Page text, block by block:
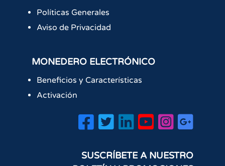
Políticas Generales
Aviso de Privacidad
MONEDERO ELECTRÓNICO
Beneficios y Características
Activación
SUSCRÍBETE A NUESTRO